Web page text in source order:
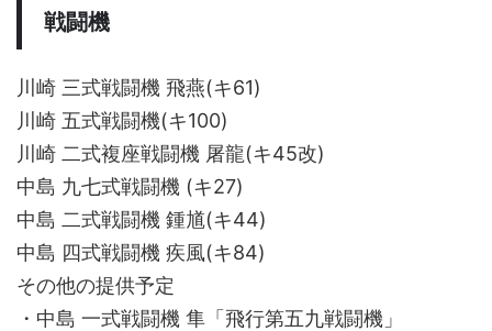
戦闘機
川崎 三式戦闘機 飛燕(キ61)
川崎 五式戦闘機(キ100)
川崎 二式複座戦闘機 屠龍(キ45改)
中島 九七式戦闘機 (キ27)
中島 二式戦闘機 鍾馗(キ44)
中島 四式戦闘機 疾風(キ84)
その他の提供予定
・中島 一式戦闘機 隼「飛行第五九戦闘機」